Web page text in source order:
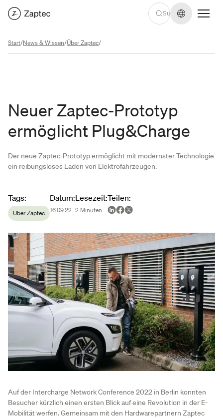
Sprache
Start/News & Wissen/Über Zaptec/
Neuer Zaptec-Prototyp
ermöglicht Plug&Charge
Der neue Zaptec-Prototyp ermöglicht mit modernster Technologie
ein reibungsloses Laden von Elektrofahrzeugen.
Article metadata
Tags:
Über Zaptec
Datum:
16.09.22
Lesezeit:
2 Minuten
Teilen:
Auf der Intercharge Network Conference 2022 in Berlin konnten
Besucher kürzlich einen ersten Blick auf eine Revolution in der E-
Mobilität werfen. Gemeinsam mit den Hardwarepartnern Zaptec